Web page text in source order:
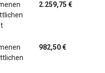
2.259,75 €
982,50 €